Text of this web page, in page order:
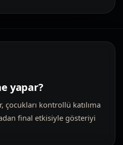
yapar?
kontrollü katılıma
final etkisiyle gösteriyi